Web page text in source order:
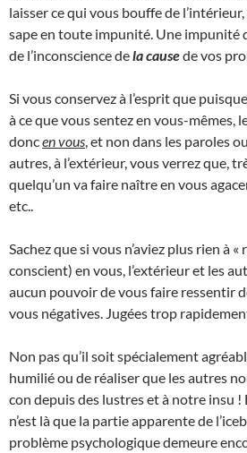
laisser ce qui vous bouffe de
sape en toute impunité. Une impunité
de l’inconscience dela causede vos
Si vous conservez à l’esprit que
à ce que vous sentez en vous-mêmes,
doncen vous , et non dans les paroles
autres, à l’extérieur, vous verrez que,
quelqu’un va faire naître en vous
etc..
Sachez que si vous n’aviez plus rien à
conscient) en vous, l’extérieur et les
aucun pouvoir de vous faire ressentir
vous négatives. Jugées trop
Non pas qu’il soit spécialement
humilié ou de réaliser que les autres
con depuis des lustres et à notre insu
n’est là que la partie apparente de
problème psychologique demeure